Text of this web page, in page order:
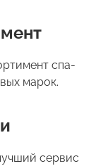
спа-
марок.
сервис